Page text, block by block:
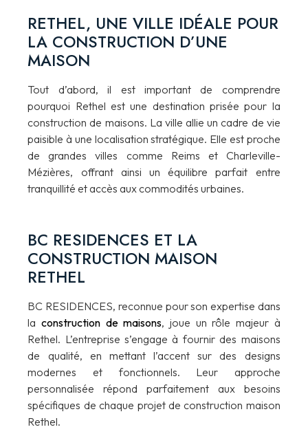
RETHEL, UNE VILLE IDÉALE POUR
LA CONSTRUCTION D’UNE
MAISON
Tout d’abord, il est important de comprendre
pourquoi Rethel est une destination prisée pour la
construction de maisons. La ville allie un cadre de vie
paisible à une localisation stratégique. Elle est proche
de grandes villes comme Reims et Charleville-
Mézières, offrant ainsi un équilibre parfait entre
tranquillité et accès aux commodités urbaines.
BC RESIDENCES ET LA
CONSTRUCTION MAISON
RETHEL
BC RESIDENCES, reconnue pour son expertise dans
la construction de maisons, joue un rôle majeur à
Rethel. L’entreprise s’engage à fournir des maisons
de qualité, en mettant l’accent sur des designs
modernes et fonctionnels. Leur approche
personnalisée répond parfaitement aux besoins
spécifiques de chaque projet de construction maison
Rethel.